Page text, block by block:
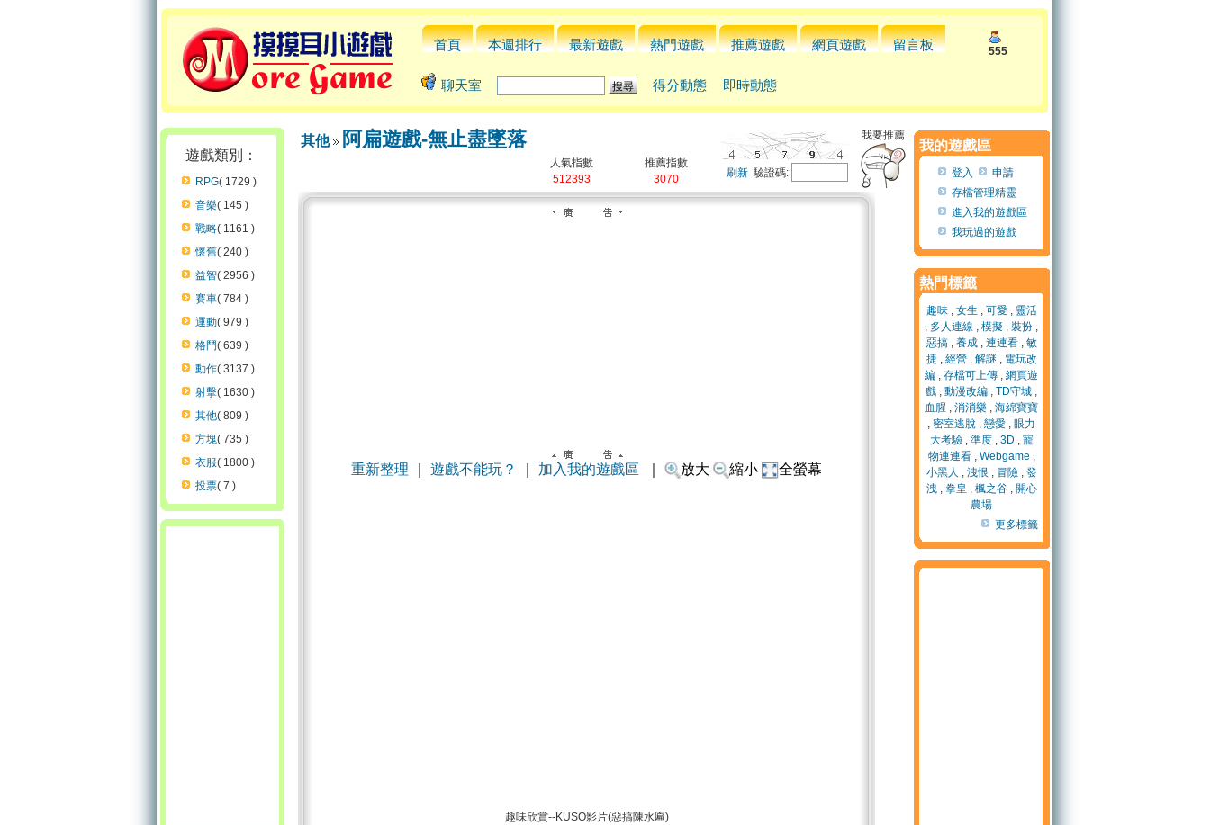
首頁 本週排行 最新遊戲 熱門遊戲 推薦遊戲 網頁遊戲 留言板 555
聊天室 得分動態 即時動態
遊戲類別：
RPG( 1729 )
音樂( 145 )
戰略( 1161 )
懷舊( 240 )
益智( 2956 )
賽車( 784 )
運動( 979 )
格鬥( 639 )
動作( 3137 )
射擊( 1630 )
其他( 809 )
方塊( 735 )
衣服( 1800 )
投票( 7 )
其他 阿扁遊戲-無止盡墜落
人氣指數
512393
推薦指數
3070
刷新驗證碼:
我要推薦
重新整理 遊戲不能玩？ 加入我的遊戲區 放大 縮小 全螢幕
趣味欣賞--KUSO影片(惡搞陳水匾)
我的遊戲區
登入
申請
存檔管理精靈
進入我的遊戲區
我玩過的遊戲
熱門標籤
趣味, 女生 , 可愛, 靈活
, 多人連線 , 模擬 , 裝扮 ,
惡搞, 養成, 連連看, 敏
捷, 經營, 解謎 , 電玩改
編 , 存檔可上傳 , 網頁遊
戲 , 動漫改編 , TD守城 ,
血腥 , 消消樂 , 海綿寶寶
, 密室逃脫 , 戀愛 , 眼力
大考驗, 準度, 3D , 寵
物連連看, Webgame ,
小黑人 , 洩恨 , 冒險, 發
洩, 拳皇 , 楓之谷, 開心
農場
更多標籤